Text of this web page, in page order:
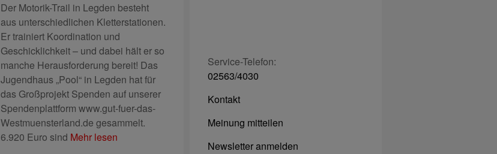
Der Motorik-Trail in Legden besteht
aus unterschiedlichen Kletterstationen.
Er trainiert Koordination und
Geschicklichkeit – und dabei hält er so
manche Herausforderung bereit! Das
Jugendhaus „Pool“ in Legden hat für
das Großprojekt Spenden auf unserer
Spendenplattform www.gut-fuer-das-
Westmuensterland.de gesammelt.
6.920 Euro sind Mehr lesen
Service-Telefon:
02563/4030
Kontakt
Meinung mitteilen
Newsletter anmelden